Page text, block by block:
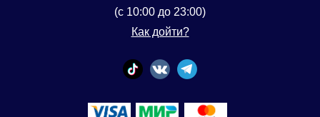
(с 10:00 до 23:00)
Как дойти?